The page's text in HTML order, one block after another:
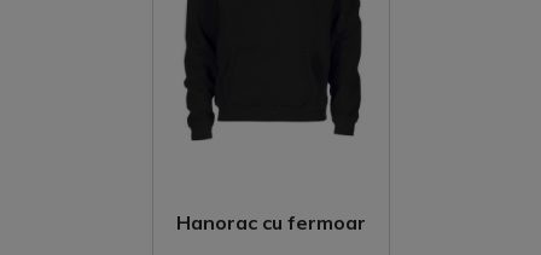
Hanorac cu fermoar